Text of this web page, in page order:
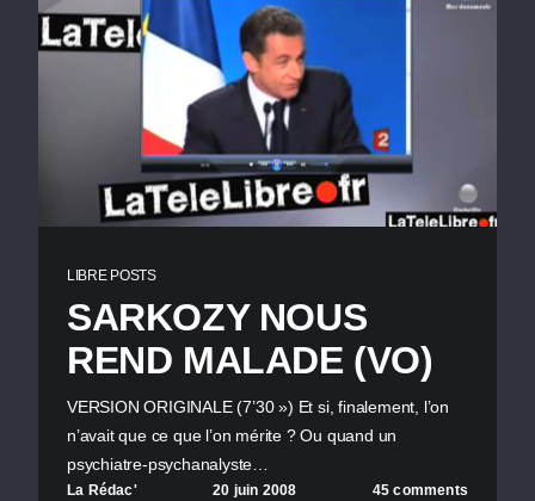
LIBRE POSTS
SARKOZY NOUS
REND MALADE (VO)
VERSION ORIGINALE (7’30 ») Et si, finalement, l’on
n’avait que ce que l’on mérite ? Ou quand un
psychiatre-psychanalyste…
La Rédac' 20 juin 2008 45 comments